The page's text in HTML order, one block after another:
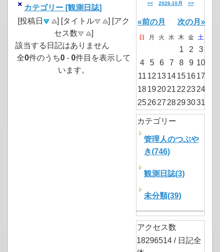
カテゴリー [観測日誌]
[投稿日
] [タイトル
] [アク
セス数
]
該当する日記はありません
全0件のうち0 - 0件目を表示して
います。
<< 2026-10月 >>
«前の月 次の月»
日 月 火 水 木 金 土
1 2
3
4
5 6 7 8 9 10
11 12 1314151617
18192021 22 2324
252627 28293031
カテゴリー
管理人のつぶや
き(746)
観測日誌(3)
未分類(39)
アクセス数
18296514 / 日記全